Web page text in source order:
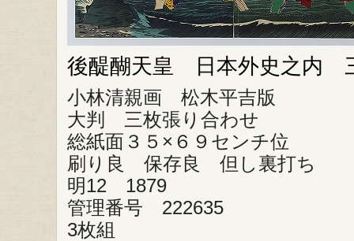
後醍醐天皇 日本外史之内
小林清親画 松木平吉版
大判 三枚張り合わせ
総紙面３５×６９センチ位
刷り良 保存良 但し裏打ち
明12 1879
管理番号 222635
3枚組